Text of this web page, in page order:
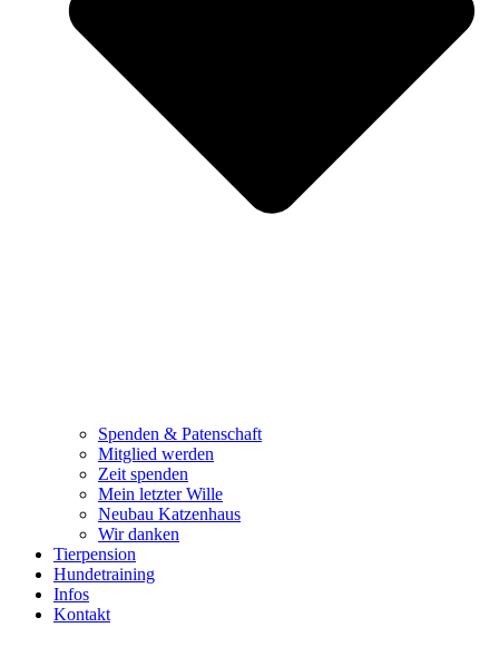
Spenden & Patenschaft
Mitglied werden
Zeit spenden
Mein letzter Wille
Neubau Katzenhaus
Wir danken
Tierpension
Hundetraining
Infos
Kontakt